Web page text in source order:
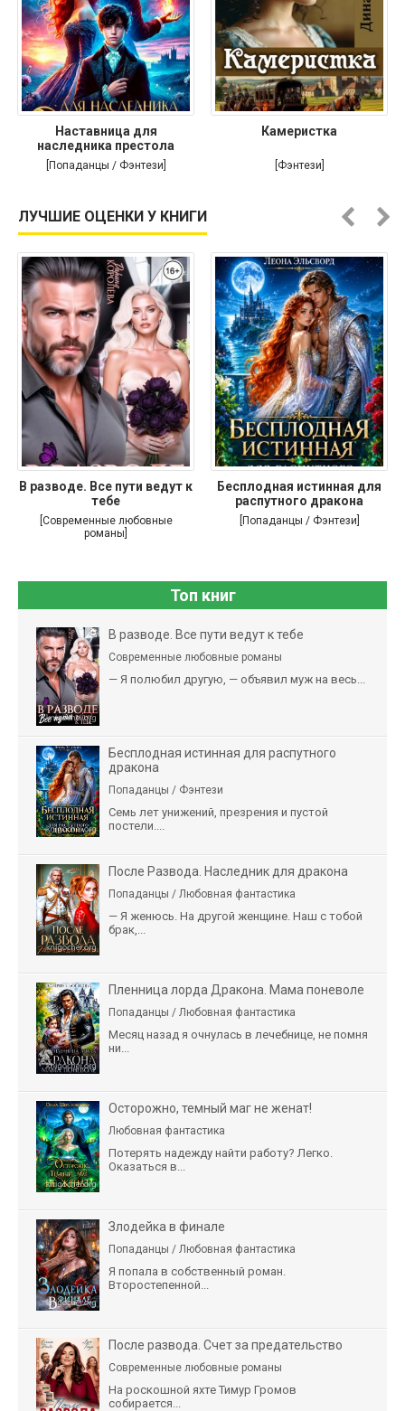
Наставница для
наследника престола
[Попаданцы / Фэнтези]
Камеристка
[Фэнтези]
ЛУЧШИЕ ОЦЕНКИ У КНИГИ
В разводе. Все пути ведут к
тебе
[Современные любовные
романы]
Бесплодная истинная для
распутного дракона
[Попаданцы / Фэнтези]
Топ книг
В разводе. Все пути ведут к тебе
Современные любовные романы
— Я полюбил другую, — объявил муж на весь...
Бесплодная истинная для распутного
дракона
Попаданцы / Фэнтези
Семь лет унижений, презрения и пустой
постели....
После Развода. Наследник для дракона
Попаданцы / Любовная фантастика
— Я женюсь. На другой женщине. Наш с тобой
брак,...
Пленница лорда Дракона. Мама поневоле
Попаданцы / Любовная фантастика
Месяц назад я очнулась в лечебнице, не помня
ни...
Осторожно, темный маг не женат!
Любовная фантастика
Потерять надежду найти работу? Легко.
Оказаться в...
Злодейка в финале
Попаданцы / Любовная фантастика
Я попала в собственный роман.
Второстепенной...
После развода. Счет за предательство
Современные любовные романы
На роскошной яхте Тимур Громов
собирается...